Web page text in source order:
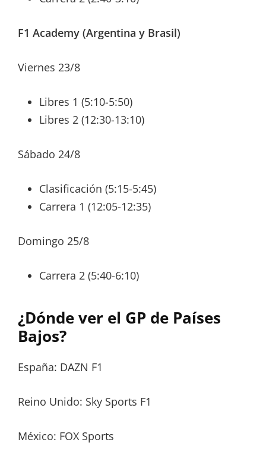
F1 Academy (Argentina y Brasil)
Viernes 23/8
Libres 1 (5:10-5:50)
Libres 2 (12:30-13:10)
Sábado 24/8
Clasificación (5:15-5:45)
Carrera 1 (12:05-12:35)
Domingo 25/8
Carrera 2 (5:40-6:10)
¿Dónde ver el GP de Países
Bajos?
España: DAZN F1
Reino Unido: Sky Sports F1
México: FOX Sports